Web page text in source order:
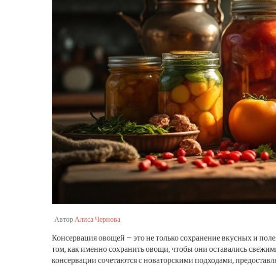
Автор Алиса Чернова
Консервация овощей — это не только сохранение вкусных и
том, как именно сохранить овощи, чтобы они оставались
консервации сочетаются с новаторскими подходами,